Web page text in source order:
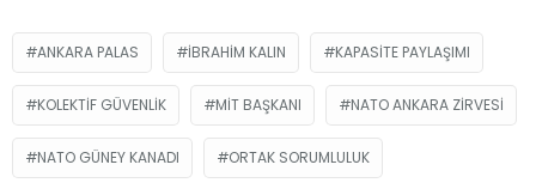
ANKARA PALAS IBRAHIM KALIN KAPASITE PAYLAŞIMI
KOLEKTIF GÜVENLIK MIT BAŞKANI NATO ANKARA ZIRVESI
NATO GÜNEY KANADI ORTAK SORUMLULUK